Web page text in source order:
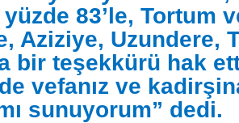
yüzde 83’le, Tortum
Aziziye, Uzundere,
bir teşekkürü hak
vefanız ve
sunuyorum” dedi.